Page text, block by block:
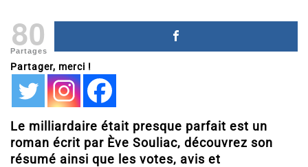
80
Partages
Partager, merci !
Le milliardaire était presque parfait est un
roman écrit par Ève Souliac, découvrez son
résumé ainsi que les votes, avis et